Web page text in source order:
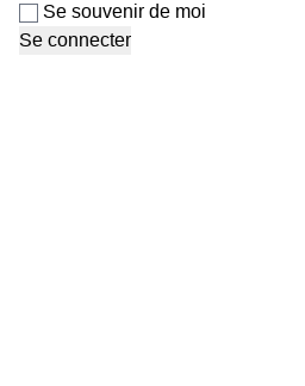
Se souvenir de moi